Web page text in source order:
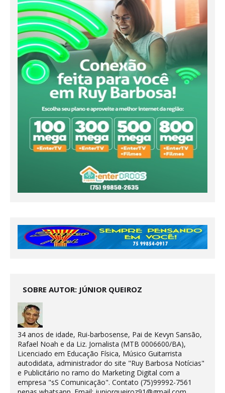
SOBRE AUTOR: JÚNIOR QUEIROZ
34 anos de idade, Rui-barbosense, Pai de Kevyn Sansão,
Rafael Noah e da Liz. Jornalista (MTB 0006600/BA),
Licenciado em Educação Física, Músico Guitarrista
autodidata, administrador do site "Ruy Barbosa Notícias"
e Publicitário no ramo do Marketing Digital com a
empresa "sS Comunicação". Contato (75)99992-7561